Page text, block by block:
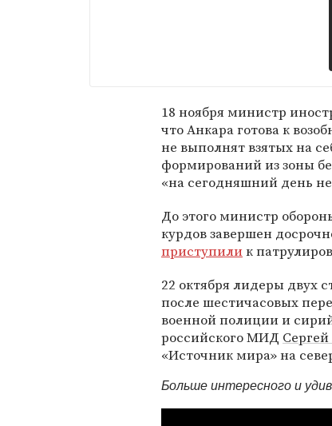
18 ноября министр
что Анкара готова к
не выполнят взятых на
формирований из зоны
«на сегодняшний день
До этого министр
курдов завершен
приступилик
22 октября лидеры двух
после шестичасовых
военной полиции и
российского МИД
«Источник мира» на
Больше интересного и